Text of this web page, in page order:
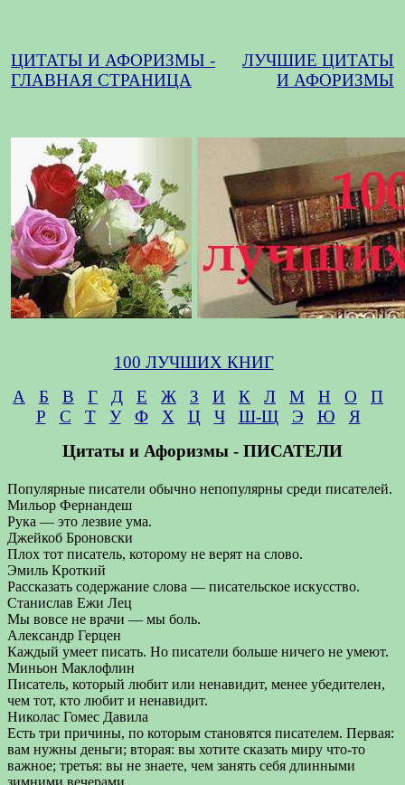
ЦИТАТЫ И АФОРИЗМЫ -
ГЛАВНАЯ СТРАНИЦА
ЛУЧШИЕ ЦИТАТЫ
И АФОРИЗМЫ
100 ЛУЧШИХ КНИГ
А
Б В Г Д Е Ж З И К Л М Н О
П
Р
С Т У Ф Х Ц Ч Ш-Щ Э Ю
Я
Цитаты и Афоризмы - ПИСАТЕЛИ
Популярные писатели обычно непопулярны среди писателей.
Мильор Фернандеш
Рука — это лезвие ума.
Джейкоб Броновски
Плох тот писатель, которому не верят на слово.
Эмиль Кроткий
Рассказать содержание слова — писательское искусство.
Станислав Ежи Лец
Мы вовсе не врачи — мы боль.
Александр Герцен
Каждый умеет писать. Но писатели больше ничего не умеют.
Миньон Маклофлин
Писатель, который любит или ненавидит, менее убедителен,
чем тот, кто любит и ненавидит.
Николас Гомес Давила
Есть три причины, по которым становятся писателем. Первая:
вам нужны деньги; вторая: вы хотите сказать миру что-то
важное; третья: вы не знаете, чем занять себя длинными
зимними вечерами.